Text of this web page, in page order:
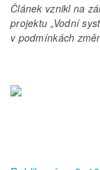
Článek vznikl na
projektu „Vodní
v podmínkách